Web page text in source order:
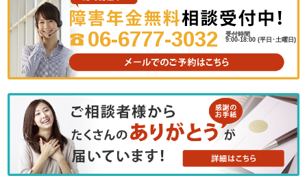
06-6777-3032
受付時間
9:00-18:00 (平日･土曜日)